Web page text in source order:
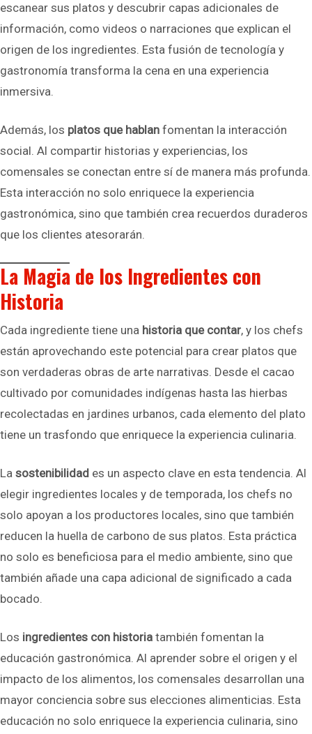
escanear sus platos y descubrir capas adicionales de
información, como videos o narraciones que explican el
origen de los ingredientes. Esta fusión de tecnología y
gastronomía transforma la cena en una experiencia
inmersiva.
Además, los platos que hablan fomentan la interacción
social. Al compartir historias y experiencias, los
comensales se conectan entre sí de manera más profunda.
Esta interacción no solo enriquece la experiencia
gastronómica, sino que también crea recuerdos duraderos
que los clientes atesorarán.
La Magia de los Ingredientes con
Historia
Cada ingrediente tiene una historia que contar, y los chefs
están aprovechando este potencial para crear platos que
son verdaderas obras de arte narrativas. Desde el cacao
cultivado por comunidades indígenas hasta las hierbas
recolectadas en jardines urbanos, cada elemento del plato
tiene un trasfondo que enriquece la experiencia culinaria.
La sostenibilidad es un aspecto clave en esta tendencia. Al
elegir ingredientes locales y de temporada, los chefs no
solo apoyan a los productores locales, sino que también
reducen la huella de carbono de sus platos. Esta práctica
no solo es beneficiosa para el medio ambiente, sino que
también añade una capa adicional de significado a cada
bocado.
Los ingredientes con historia también fomentan la
educación gastronómica. Al aprender sobre el origen y el
impacto de los alimentos, los comensales desarrollan una
mayor conciencia sobre sus elecciones alimenticias. Esta
educación no solo enriquece la experiencia culinaria, sino